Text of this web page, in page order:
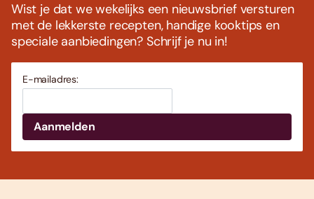
Wist je dat we wekelijks een nieuwsbrief versturen
met de lekkerste recepten, handige kooktips en
speciale aanbiedingen? Schrijf je nu in!
E-mailadres: